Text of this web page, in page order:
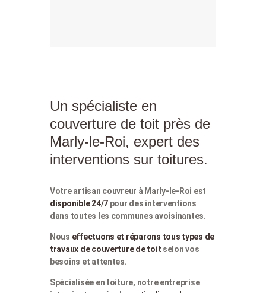
Un spécialiste en
couverture de toit près de
Marly-le-Roi, expert des
interventions sur toitures.
Votre artisan couvreur à Marly-le-Roi est
disponible 24/7 pour des interventions
dans toutes les communes avoisinantes.
Nous effectuons et réparons tous types de
travaux de couverture de toit selon vos
besoins et attentes.
Spécialisée en toiture, notre entreprise